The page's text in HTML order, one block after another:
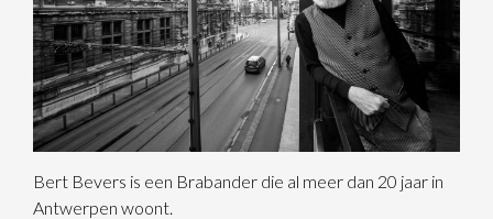
Bert Bevers is een Brabander die al meer dan 20 jaar in
Antwerpen woont.